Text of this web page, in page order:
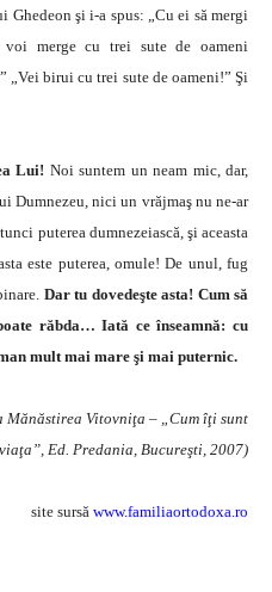
şi i-a spus: „Cu ei să mergi
merge cu trei sute de oameni
„Vei birui cu trei sute de oameni!” Şi
Lui! Noi suntem un neam mic, dar,
Dumnezeu, nici un vrăjmaş nu ne-ar
puterea dumnezeiască, şi aceasta
este puterea, omule! De unul, fug
Dar tu dovedeşte asta! Cum să
răbda… Iată ce înseamnă: cu
mult mai mare şi mai puternic.
Mănăstirea Vitovniţa – „Cum îţi sunt
Ed. Predania, Bucureşti, 2007)
site sursă www.familiaortodoxa.ro